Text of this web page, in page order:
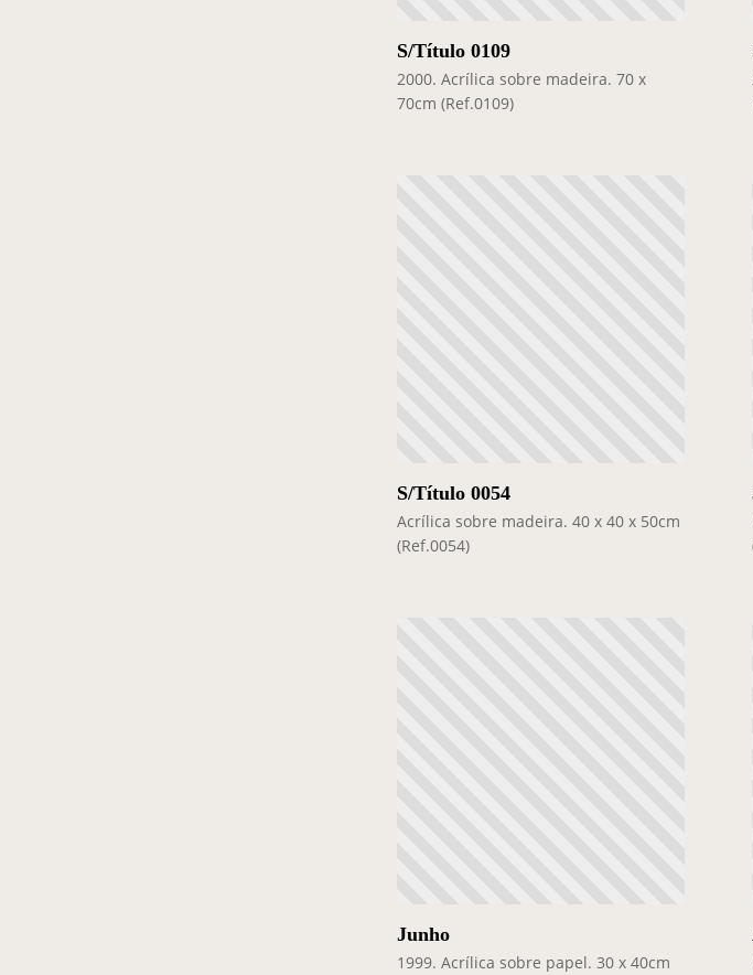
S/Título 0109
2000. Acrílica sobre madeira. 70 x
70cm (Ref.0109)
S/Título 0054
Acrílica sobre madeira. 40 x 40 x 50cm
(Ref.0054)
Junho
1999. Acrílica sobre papel. 30 x 40cm